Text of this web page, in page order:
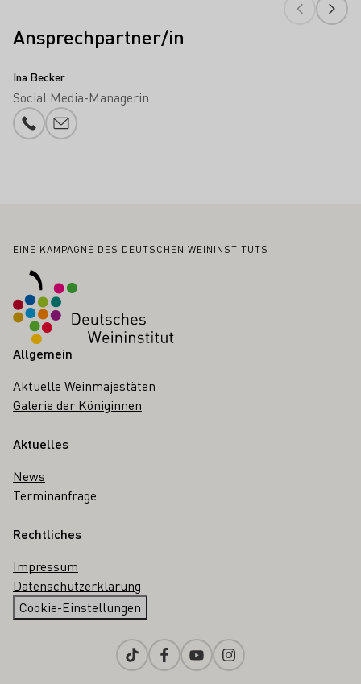
Ansprechpartner/in
Ina Becker
Social Media-Managerin
Telefonnummer
E-Mail-Adresse
Fußbereich
EINE KAMPAGNE DES DEUTSCHEN WEININSTITUTS
Allgemein
Aktuelle Weinmajestäten
Galerie der Königinnen
Aktuelles
News
Terminanfrage
Rechtliches
Impressum
Datenschutzerklärung
Cookie-Einstellungen
TiktokFacebookYoutubeInstagram